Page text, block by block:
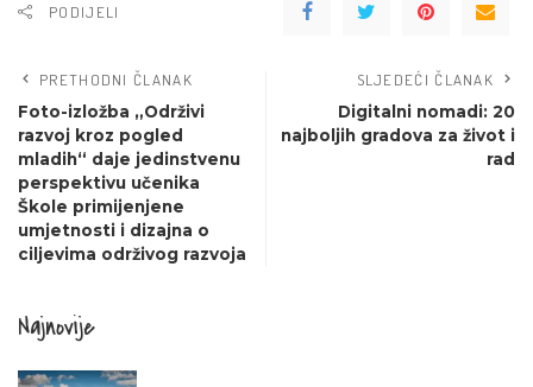
PODIJELI
PRETHODNI ČLANAK
Foto-izložba „Održivi
razvoj kroz pogled
mladih“ daje jedinstvenu
perspektivu učenika
Škole primijenjene
umjetnosti i dizajna o
ciljevima održivog razvoja
SLJEDEĆI ČLANAK
Digitalni nomadi: 20
najboljih gradova za život i
rad
Najnovije